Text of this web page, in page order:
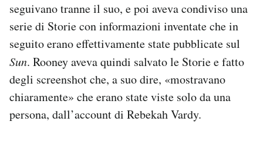
seguivano tranne il suo, e poi aveva condiviso una
serie di Storie con informazioni inventate che in
seguito erano effettivamente state pubblicate sul
Sun. Rooney aveva quindi salvato le Storie e fatto
degli screenshot che, a suo dire, «mostravano
chiaramente» che erano state viste solo da una
persona, dall’account di Rebekah Vardy.